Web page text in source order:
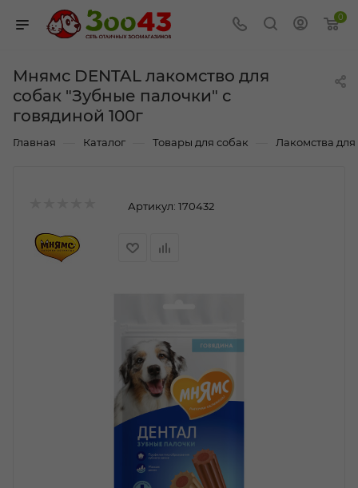
0
Мнямс DENTAL лакомство для
собак "Зубные палочки" с
говядиной 100г
Главная Каталог Товары для собак Лакомства для
Артикул: 170432